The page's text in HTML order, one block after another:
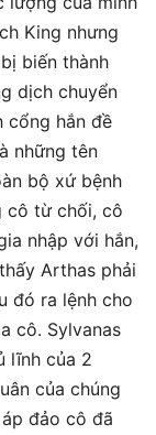
King nhưng
biến thành
dịch chuyển
cổng hắn đề
những tên
bộ xứ bệnh
cô từ chối, cô
nhập với hắn,
Arthas phải
đó ra lệnh cho
cô. Sylvanas
lĩnh của 2
của chúng
đảo cô đã